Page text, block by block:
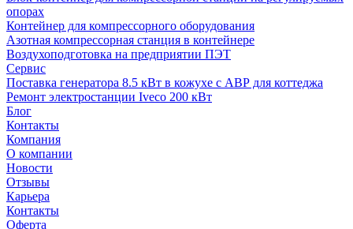
опорах
Контейнер для компрессорного оборудования
Азотная компрессорная станция в контейнере
Воздухоподготовка на предприятии ПЭТ
Сервис
Поставка генератора 8.5 кВт в кожухе с АВР для коттеджа
Ремонт электростанции Iveco 200 кВт
Блог
Контакты
Компания
О компании
Новости
Отзывы
Карьера
Контакты
Оферта